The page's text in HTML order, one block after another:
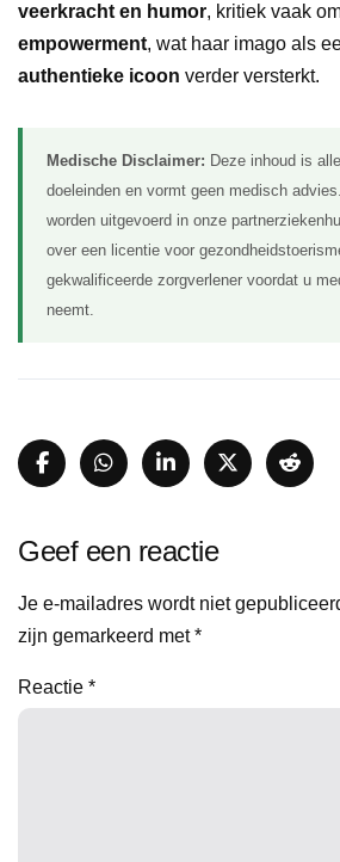
veerkracht en humor, kritiek vaak
empowerment, wat haar imago als
authentieke icoon verder versterkt.
Medische Disclaimer: Deze inhoud is
doeleinden en vormt geen medisch
worden uitgevoerd in onze
over een licentie voor
gekwalificeerde zorgverlener voordat u
neemt.
Geef een reactie
Je e-mailadres wordt niet
zijn gemarkeerd met*
Reactie *